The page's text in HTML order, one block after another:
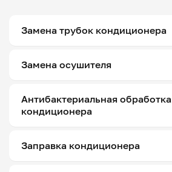
Замена трубок кондиционера
Замена осушителя
Антибактериальная обработка
кондиционера
Заправка кондиционера